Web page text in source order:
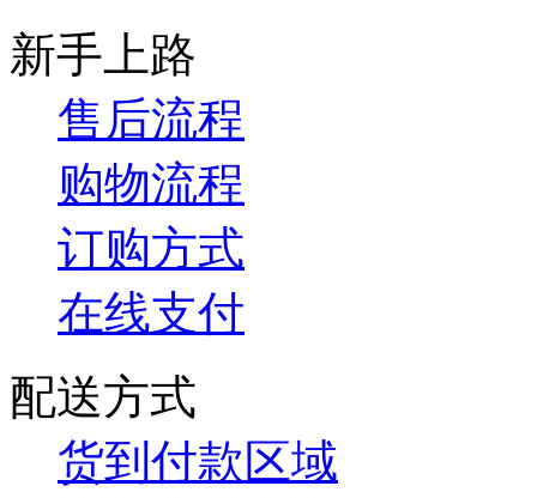
新手上路
售后流程
购物流程
订购方式
在线支付
配送方式
货到付款区域